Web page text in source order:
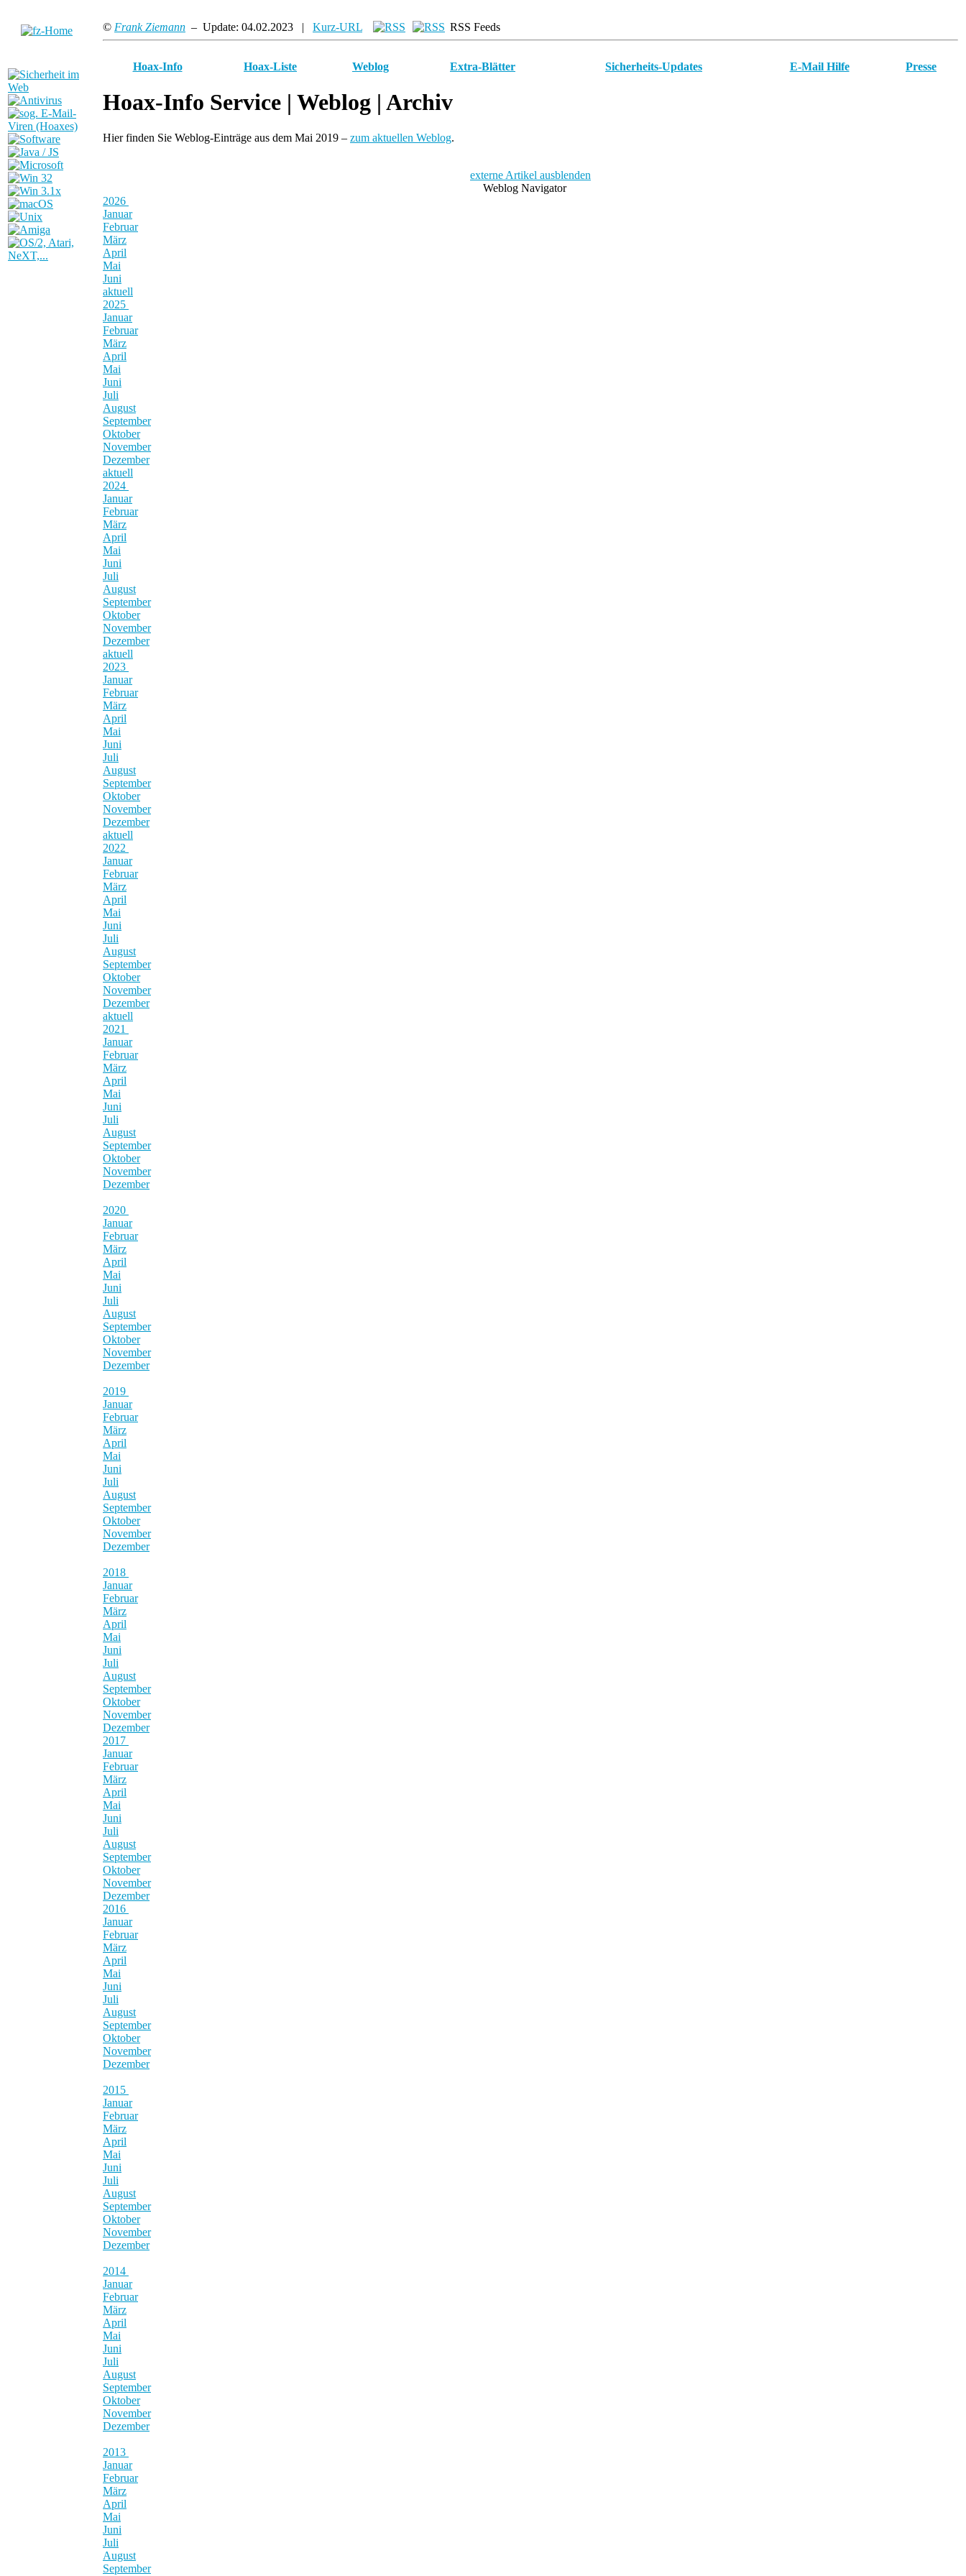
© Frank Ziemann – Update: 04.02.2023 | Kurz-URL RSS Feeds
Hoax-Info Hoax-Liste Weblog Extra-Blätter Sicherheits-Updates E-Mail Hilfe Presse
Hoax-Info Service | Weblog | Archiv
Hier finden Sie Weblog-Einträge aus dem Mai 2019 – zum aktuellen Weblog.
externe Artikel ausblenden
Weblog Navigator
2026
Januar
Februar
März
April
Mai
Juni
aktuell
2025
Januar
Februar
März
April
Mai
Juni
Juli
August
September
Oktober
November
Dezember
aktuell
2024
Januar
Februar
März
April
Mai
Juni
Juli
August
September
Oktober
November
Dezember
aktuell
2023
Januar
Februar
März
April
Mai
Juni
Juli
August
September
Oktober
November
Dezember
aktuell
2022
Januar
Februar
März
April
Mai
Juni
Juli
August
September
Oktober
November
Dezember
aktuell
2021
Januar
Februar
März
April
Mai
Juni
Juli
August
September
Oktober
November
Dezember
2020
Januar
Februar
März
April
Mai
Juni
Juli
August
September
Oktober
November
Dezember
2019
Januar
Februar
März
April
Mai
Juni
Juli
August
September
Oktober
November
Dezember
2018
Januar
Februar
März
April
Mai
Juni
Juli
August
September
Oktober
November
Dezember
2017
Januar
Februar
März
April
Mai
Juni
Juli
August
September
Oktober
November
Dezember
2016
Januar
Februar
März
April
Mai
Juni
Juli
August
September
Oktober
November
Dezember
2015
Januar
Februar
März
April
Mai
Juni
Juli
August
September
Oktober
November
Dezember
2014
Januar
Februar
März
April
Mai
Juni
Juli
August
September
Oktober
November
Dezember
2013
Januar
Februar
März
April
Mai
Juni
Juli
August
September